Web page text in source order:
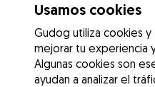
Usamos cookies
Gudog utiliza cookies y
mejorar tu experiencia
Algunas cookies son
ayudan a analizar el